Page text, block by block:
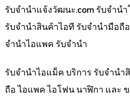
รับจํานําแจ้งวัฒนะ.com รับจำน
รับจำนำสินค้าไอที รับจำนำมือถื
จำนำไอแพค รับจำนำ
รับจำนำไอแม็ค บริการ รับจำน
ถือ ไอแพค ไอโฟน นาฬิกา และ